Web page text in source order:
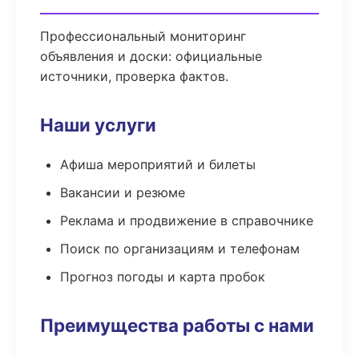
Профессиональный мониторинг
объявления и доски: официальные
источники, проверка фактов.
Наши услуги
Афиша мероприятий и билеты
Вакансии и резюме
Реклама и продвижение в справочнике
Поиск по организациям и телефонам
Прогноз погоды и карта пробок
Преимущества работы с нами